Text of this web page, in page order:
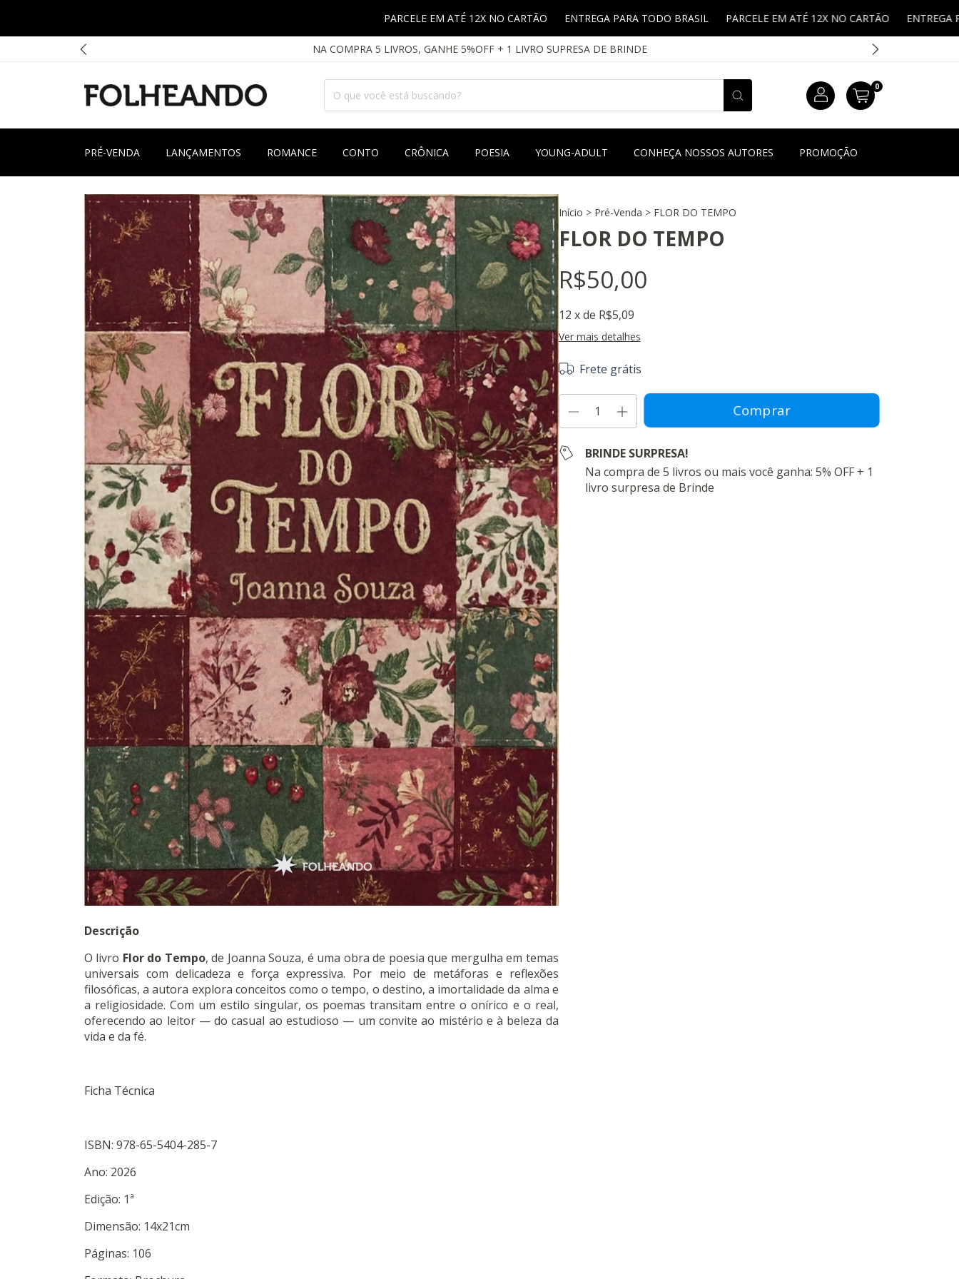
PARCELE EM ATÉ 12X NO CARTÃO ENTREGA PARA TODO BRASIL PARCELE EM ATÉ 12X NO CARTÃO ENTREGA PARA TODO
NA COMPRA 5 LIVROS, GANHE 5%OFF + 1 LIVRO SUPRESA DE BRINDE
0
PRÉ-VENDA LANÇAMENTOS ROMANCE CONTO CRÔNICA POESIA YOUNG-ADULT CONHEÇA NOSSOS AUTORES PROMOÇÃO
Início > Pré-Venda > FLOR DO TEMPO
FLOR DO TEMPO
R$50,00
12 x de R$5,09
Ver mais detalhes
Frete grátis
BRINDE SURPRESA!
Na compra de 5 livros ou mais você ganha: 5% OFF + 1
livro surpresa de Brinde
Descrição
O livro Flor do Tempo, de Joanna Souza, é uma obra de poesia que mergulha em temas
universais com delicadeza e força expressiva. Por meio de metáforas e reflexões
filosóficas, a autora explora conceitos como o tempo, o destino, a imortalidade da alma e
a religiosidade.Com um estilo singular, os poemas transitam entre o onírico e o real,
oferecendo ao leitor — do casual ao estudioso — um convite ao mistério e à beleza da
vida e da fé.
Ficha Técnica
ISBN: 978-65-5404-285-7
Ano: 2026
Edição: 1ª
Dimensão: 14x21cm
Páginas: 106